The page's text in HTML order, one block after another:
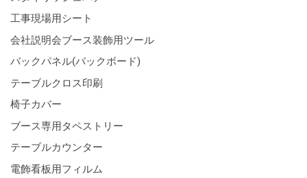
工事現場用シート
会社説明会ブース装飾用ツール
バックパネル(バックボード)
テーブルクロス印刷
椅子カバー
ブース専用タペストリー
テーブルカウンター
電飾看板用フィルム